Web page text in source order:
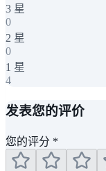
3 星
0
2 星
0
1 星
4
发表您的评价
您的评分 *